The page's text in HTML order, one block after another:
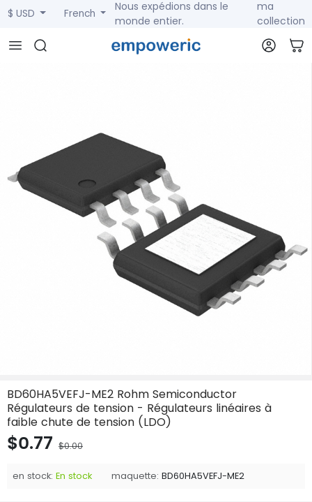
$ USD French
Nous expédions dans le
monde entier.
ma
collection
BD60HA5VEFJ-ME2 Rohm Semiconductor
Régulateurs de tension - Régulateurs linéaires à
faible chute de tension (LDO)
$0.77 $0.00
en stock: En stock maquette: BD60HA5VEFJ-ME2